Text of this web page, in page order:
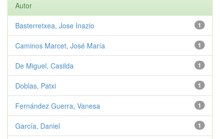
Autor
1
Basterretxea, Jose Inazio
1
Caminos Marcet, José María
1
De Miguel, Casilda
1
Doblas, Patxi
1
Fernández Guerra, Vanesa
1
García, Daniel